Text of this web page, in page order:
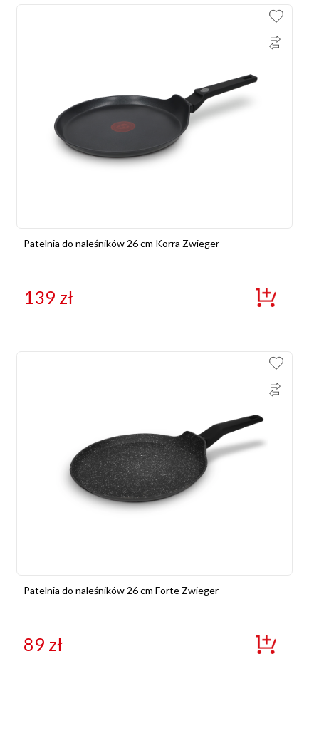
Patelnia do naleśników 26 cm Korra Zwieger
139 zł
Patelnia do naleśników 26 cm Forte Zwieger
89 zł